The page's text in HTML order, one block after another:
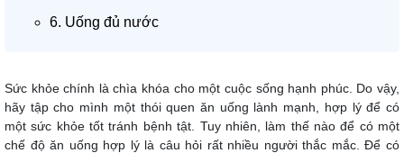
6. Uống đủ nước
Sức khỏe chính là chìa khóa cho một cuộc sống hạnh phúc. Do vậy,
hãy tập cho mình một thói quen ăn uống lành mạnh, hợp lý để có
một sức khỏe tốt tránh bệnh tật. Tuy nhiên, làm thế nào để có một
chế độ ăn uống hợp lý là câu hỏi rất nhiều người thắc mắc. Để có